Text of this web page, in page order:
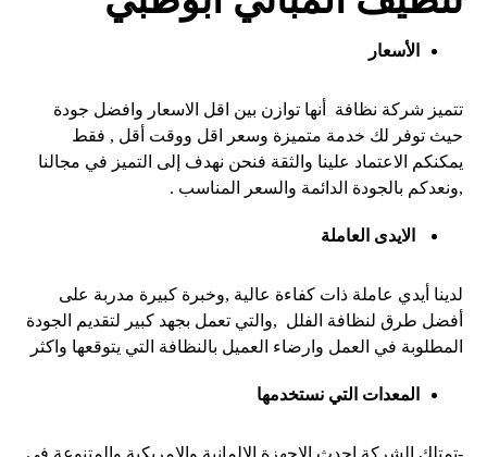
الأسعار
تتميز شركة نظافة أنها توازن بين اقل الاسعار وافضل جودة
حيث توفر لك خدمة متميزة وسعر اقل ووقت أقل , فقط
يمكنكم الاعتماد علينا والثقة فنحن نهدف إلى التميز في مجالنا
,ونعدكم بالجودة الدائمة والسعر المناسب .
الايدى العاملة
لدينا أيدي عاملة ذات كفاءة عالية ,وخبرة كبيرة مدربة على
أفضل طرق لنظافة الفلل ,والتي تعمل بجهد كبير لتقديم الجودة
المطلوبة في العمل وارضاء العميل بالنظافة التي يتوقعها واكثر
المعدات التي نستخدمها